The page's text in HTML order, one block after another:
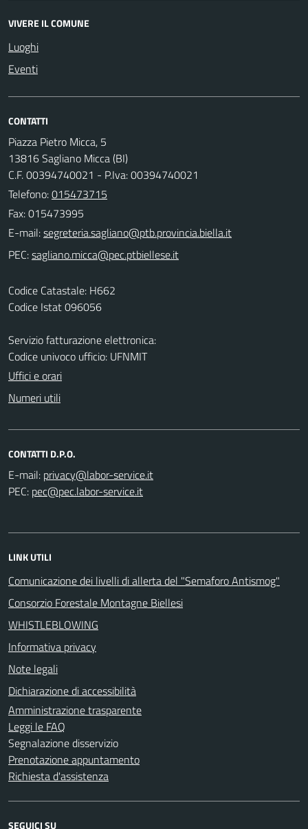
VIVERE IL COMUNE
Luoghi
Eventi
CONTATTI
Piazza Pietro Micca, 5
13816 Sagliano Micca (BI)
C.F. 00394740021 - P.Iva: 00394740021
Telefono:015473715
Fax: 015473995
E-mail:
PEC:
Codice Catastale: H662
Codice Istat 096056
Servizio fatturazione elettronica:
Codice univoco ufficio: UFNMIT
Uffici e orari
Numeri utili
CONTATTI D.P.O.
E-mail:
PEC:
LINK UTILI
Comunicazione dei livelli di allerta del "Semaforo Antismog"
Consorzio Forestale Montagne Biellesi
WHISTLEBLOWING
Informativa privacy
Note legali
Dichiarazione di accessibilità
Amministrazione trasparente
Leggi le FAQ
Segnalazione disservizio
Prenotazione appuntamento
Richiesta d'assistenza
SEGUICI SU